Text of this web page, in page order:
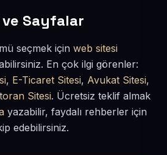
Sayfalar
seçmek için web sitesi
En çok ilgi görenler:
, E-Ticaret Sitesi, Avukat Sitesi,
Sitesi. Ücretsiz teklif almak
yazabilir, faydalı rehberler için
edebilirsiniz.